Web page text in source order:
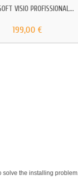
VISIO PROFISSIONAL...
199,00 €
solve the installing problem.